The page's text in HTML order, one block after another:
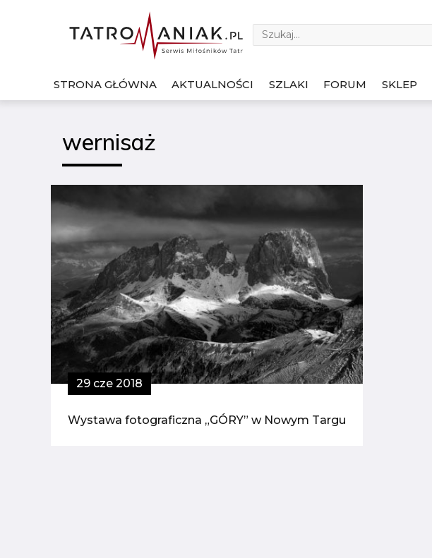
STRONA GŁÓWNA AKTUALNOŚCI SZLAKI FORUM SKLEP
wernisaż
29 cze 2018
Wystawa fotograficzna „GÓRY” w Nowym Targu